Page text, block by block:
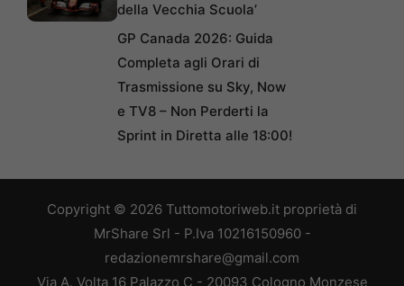
della Vecchia Scuola’
GP Canada 2026: Guida
Completa agli Orari di
Trasmissione su Sky, Now
e TV8 – Non Perderti la
Sprint in Diretta alle 18:00!
Copyright © 2026 Tuttomotoriweb.it proprietà di
MrShare Srl - P.Iva 10216150960 -
redazionemrshare@gmail.com
Via A. Volta 16 Palazzo C - 20093 Cologno Monzese